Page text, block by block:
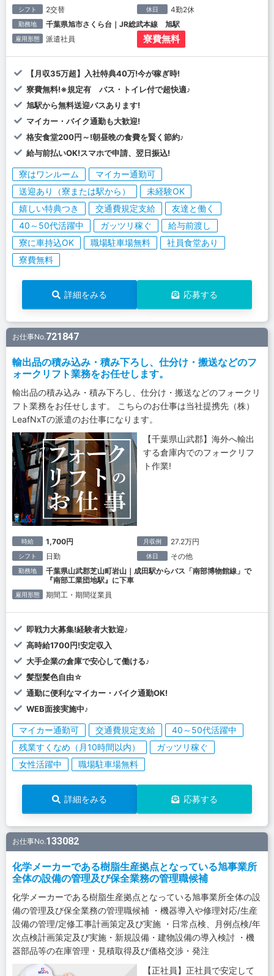
シフト 2交替 休日 4勤2休
勤務地 千葉県旭市さくら台｜JR総武本線 旭駅
雇用形態 派遣社員 寮費無料
【月収35万超】入社特典40万!今が稼ぎ時!
寮費無料!※規定有 バス・トイレ付で超快適♪
旭駅から無料送迎バスあります!
マイカー・バイク通勤も大歓迎!
格安食堂200円～!朝昼晩の食費を賢く節約♪
給与前払いOK!スマホで申請、翌日振込!
寮はワンルーム
マイカー通勤可
送迎あり（寮または駅から）
未経験OK
嬉しい特典つき
交通費規定支給
友達と働く
40～50代活躍中
ガッツリ稼ぐ
給与前渡し
寮に車持込OK
職場駐車場無料
社員食堂あり
寮費無料
詳細をみる 応募する
お仕事No.721847
輸出品の積み込み・積み下ろし、仕分け・搬送などのフ
ォークリフト業務をお任せします。
輸出品の積み込み・積み下ろし、仕分け・搬送などのフォークリ
フト業務をお任せします。 こちらのお仕事は当社提携先（株）
LeafNxTの派遣のお仕事になります。
【千葉県山武郡】海外へ輸出
する倉庫内でのフォークリフ
ト作業!
時給 1,700円 月収例 27.2万円
シフト 日勤 休日 その他
勤務地
千葉県山武郡芝山町岩山｜成田駅からバス「南部博物館線」で
『南部工業団地駅』に下車
雇用形態 期間工・期間従業員
即戦力大募集!経験者大歓迎♪
高時給1700円!安定収入
大手企業の倉庫で安心して働ける♪
髪型髪色自由☆
通勤に便利なマイカー・バイク通勤OK!
WEB面接実施中♪
マイカー通勤可 交通費規定支給
40～50代活躍中
残業すくなめ（月10時間以内）
ガッツリ稼ぐ
女性活躍中
職場駐車場無料
詳細をみる 応募する
お仕事No.133082
化学メーカーである樹脂生産拠点となっている旭事業所
全体の設備の管理及び保全業務の管理職候補
化学メーカーである樹脂生産拠点となっている旭事業所全体の設
備の管理及び保全業務の管理職候補 ・機器導入や修理対応/生産
設備の管理/定修工事計画策定及び実施 ・日常点検、月例点検/年
次点検計画策定及び実施・新規設備・建物設備の導入検討 ・機
器部品等の在庫管理・見積取得及び価格交渉・発注
【正社員】正社員で安定して